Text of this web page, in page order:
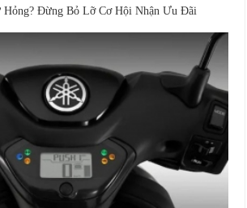
Đừng Bỏ Lỡ Cơ Hội Nhận Ưu Đãi